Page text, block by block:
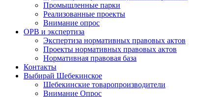
Промышленные парки
Реализованные проекты
Внимание опрос
ОРВ и экспертиза
Экспертиза нормативных правовых актов
Проекты нормативных правовых актов
Нормативная правовая база
Контакты
Выбирай Шебекинское
Шебекинские товаропроизводители
Внимание Опрос